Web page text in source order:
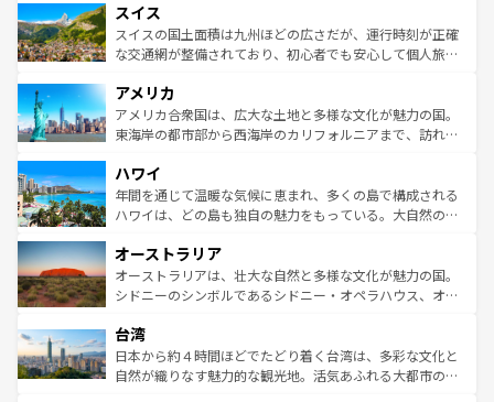
れる地方に足を運ぶとそれぞれで全く異なる文化を体験で
きるだろう。 なお、新着のフランス情報はコンテンツ一覧
を参照してほしい。
は、お酒好きな人にはぜひ体験してほしい。 なお、新着の
ドイツ情報はコンテンツ一覧を参照してほしい。
リアごとに異なる魅力がある。また、優雅なアフタヌーン
ティー、ビール好きにはたまらない英国パブ、サッカー観
戦など、本場だからこそできる体験も豊富。イギリスを旅
ンツ一覧を参照してほしい。
スイス
スイスの国土面積は九州ほどの広さだが、運行時刻が正確
な交通網が整備されており、初心者でも安心して個人旅行
の建物がそのまま残る町や、スイスならではのユニークな
博物館もあり、アルプス観光だけでなく町歩きも満喫する
ことができる。国民の所得が高いため物価も高いが、旅行
ば市内交通費無料で観光を楽しむこともできる。 なお、新
着のスイス情報はコンテンツ一覧 を参照してほしい。
アメリカ
アメリカ合衆国は、広大な土地と多様な文化が魅力の国。
東海岸の都市部から西海岸のカリフォルニアまで、訪れる
のような巨大都市は、観光、ショッピング、エンターテイ
ンメントが詰まった刺激的なスポットだ。一方、アメリカ
西部には大自然が広がり、グランドキャニオンやイエロー
部のニューオーリンズでは、音楽と美食が融合した独特の
文化が魅力。旅行者はアメリカの各地域で異なる魅力を楽
しみながら、その多様性と豊かな歴史を感じることができ
ならではの贅沢な旅のスタイルだ。 なお、新着のアメリカ
情報はコンテンツ一覧を参照してほしい。
ハワイ
年間を通じて温暖な気候に恵まれ、多くの島で構成される
ハワイは、どの島も独自の魅力をもっている。大自然の神
ワイ島は見逃せない。また、定番の観光地といえばオアフ
島だが、静かな自然を求めるならマウイ島やカウアイ島が
おすすめ。エメラルドグリーンに輝く海をはじめ、豊かな
れるおもてなしの心で訪れる人々を迎えてくれるハワイの
人々、おいしいローカルフードやハワイアンミュージッ
ク、伝統的なフラダンスなど、すべてがハワイの魅力を彩
オーストラリア
オーストラリアは、壮大な自然と多様な文化が魅力の国。
シドニーのシンボルであるシドニー・オペラハウス、オー
リアリーフや大陸中央部にそびえるウルル（エアーズロッ
ク）、タスマニアの美しい原生林やケアンズの熱帯雨林な
ど、見どころがたくさん。また、カフェやワイン、オージ
台湾
日本から約４時間ほどでたどり着く台湾は、多彩な文化と
自然が織りなす魅力的な観光地。活気あふれる大都市の台